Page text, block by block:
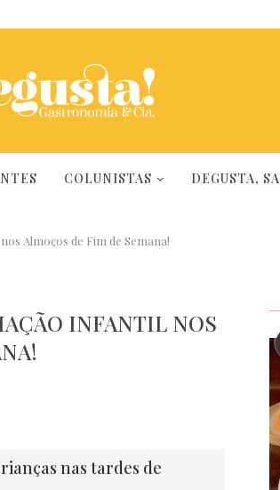
COLUNISTAS DEGUSTA,
Almoços de Fim de Semana!
INFANTIL NOS
nas tardes de